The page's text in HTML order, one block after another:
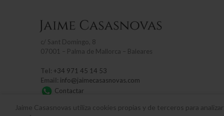
c/ Sant Domingo, 8
07001 – Palma de Mallorca – Baleares
Tel: +34 971 45 14 53
Email: info@jaimecasasnovas.com
Contactar
Horario
Jaime Casasnovas utiliza cookies propias y de terceros para